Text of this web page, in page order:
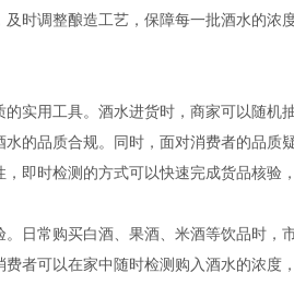
时调整酿造工艺，保障每一批酒水的浓
用工具。酒水进货时，商家可以随机
的品质合规。同时，面对消费者的品质
即时检测的方式可以快速完成货品核验
常购买白酒、果酒、米酒等饮品时，
者可以在家中随时检测购入酒水的浓度